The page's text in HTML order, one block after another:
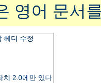
영어 문서
헤더 수정
치 2.0에만 있다